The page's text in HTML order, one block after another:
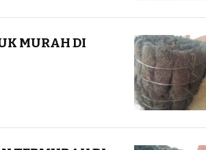
MURAH DI